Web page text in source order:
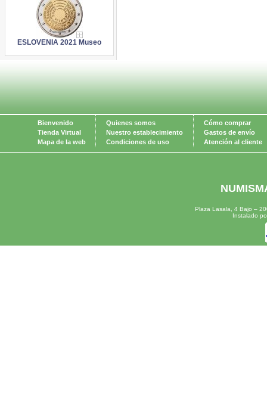
ESLOVENIA 2021 Museo
Bienvenido
Tienda Virtual
Mapa de la web
Quienes somos
Nuestro establecimiento
Condiciones de uso
Cómo comprar
Gastos de envío
Atención al cliente
Plaza Lasala, 4 Bajo –
Instalado